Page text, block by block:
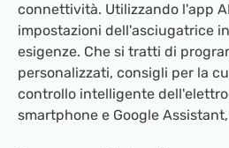
connettività. Utilizzando l'app
impostazioni dell'asciugatrice
esigenze. Che si tratti di
personalizzati, consigli per la
controllo intelligente
smartphone e Google